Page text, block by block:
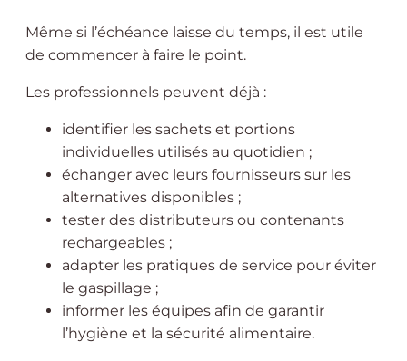
Même si l’échéance laisse du temps, il est utile
de commencer à faire le point.
Les professionnels peuvent déjà :
identifier les sachets et portions
individuelles utilisés au quotidien ;
échanger avec leurs fournisseurs sur les
alternatives disponibles ;
tester des distributeurs ou contenants
rechargeables ;
adapter les pratiques de service pour éviter
le gaspillage ;
informer les équipes afin de garantir
l’hygiène et la sécurité alimentaire.